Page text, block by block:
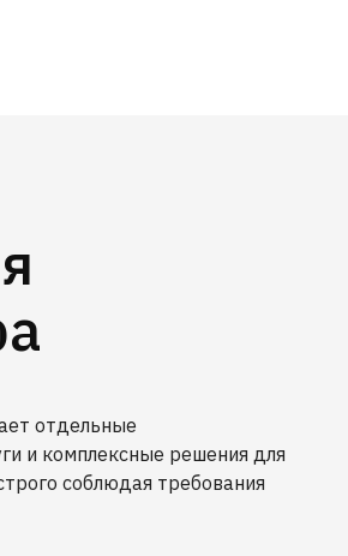
отдельные
и комплексные решения для
соблюдая требования